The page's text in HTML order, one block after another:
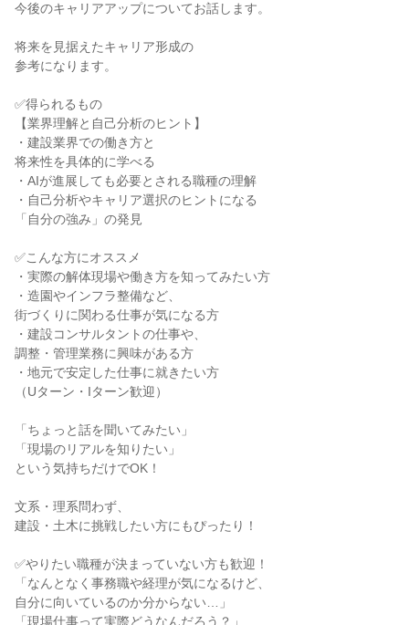
今後のキャリアアップについてお話します。
将来を見据えたキャリア形成の
参考になります。
✅得られるもの
【業界理解と自己分析のヒント】
・建設業界での働き方と
将来性を具体的に学べる
・AIが進展しても必要とされる職種の理解
・自己分析やキャリア選択のヒントになる
「自分の強み」の発見
✅こんな方にオススメ
・実際の解体現場や働き方を知ってみたい方
・造園やインフラ整備など、
街づくりに関わる仕事が気になる方
・建設コンサルタントの仕事や、
調整・管理業務に興味がある方
・地元で安定した仕事に就きたい方
（Uターン・Iターン歓迎）
「ちょっと話を聞いてみたい」
「現場のリアルを知りたい」
という気持ちだけでOK！
文系・理系問わず、
建設・土木に挑戦したい方にもぴったり！
✅やりたい職種が決まっていない方も歓迎！
「なんとなく事務職や経理が気になるけど、
自分に向いているのか分からない…」
「現場仕事って実際どうなんだろう？」